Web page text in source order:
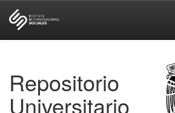
Repositorio
Universitario